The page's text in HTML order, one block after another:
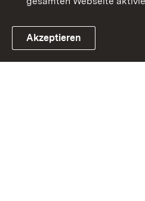
Link zum Landesportal
Akzeptieren